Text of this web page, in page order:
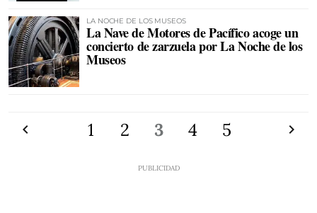
LA NOCHE DE LOS MUSEOS
La Nave de Motores de Pacífico acoge un
concierto de zarzuela por La Noche de los
Museos
1 2 3 4 5